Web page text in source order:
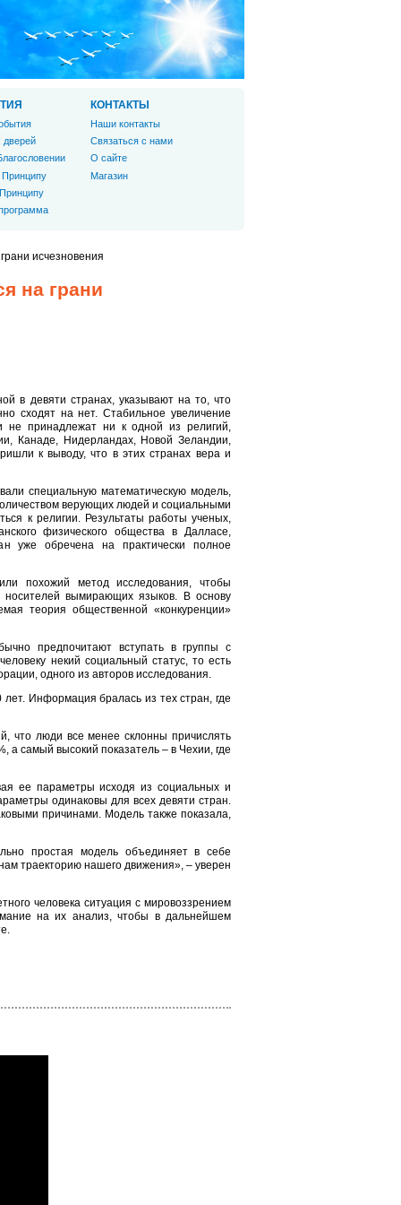
исчезновения
на грани
в девяти странах, указывают на то, что
сходят на нет. Стабильное увеличение
не принадлежат ни к одной из религий,
Канаде, Нидерландах, Новой Зеландии,
к выводу, что в этих странах вера и
специальную математическую модель,
верующих людей и социальными
к религии. Результаты работы ученых,
физического общества в Далласе,
уже обречена на практически полное
похожий метод исследования, чтобы
носителей вымирающих языков. В основу
теория общественной «конкуренции»
предпочитают вступать в группы с
некий социальный статус, то есть
одного из авторов исследования.
Информация бралась из тех стран, где
что люди все менее склонны причислять
а самый высокий показатель – в Чехии, где
ее параметры исходя из социальных и
одинаковы для всех девяти стран.
причинами. Модель также показала,
простая модель объединяет в себе
траекторию нашего движения», – уверен
человека ситуация с мировоззрением
на их анализ, чтобы в дальнейшем
дверей
КОНТАКТЫ
Наши контакты
Связаться с нами
О сайте
Магазин